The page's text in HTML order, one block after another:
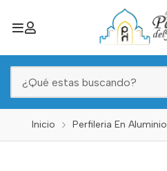
Inicio Perfileria En Aluminio